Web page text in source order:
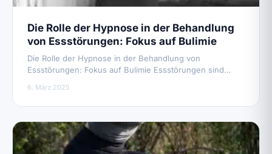
Die Rolle der Hypnose in der Behandlung
von Essstörungen: Fokus auf Bulimie
Die Rolle der Hypnose in der Behandlung von
Essstörungen: Fokus auf Bulimie Essstörungen sind…
6. März 2025